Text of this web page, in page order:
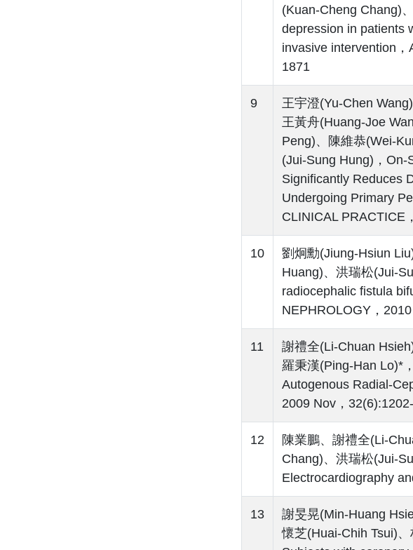
(Kuan-Cheng Chang)
depression in patients
invasive intervention
1871
9
王宇澄(Yu-Chen
王黃舟(Huang-Joe
Peng)、陳維恭(Wei-
(Jui-Sung Hung)，On-
Significantly Reduces
Undergoing Primary
CLINICAL PRACTICE
10
劉炯勳(Jiung-Hsiun
Huang)、洪瑞松(Jui-
radiocephalic fistula
NEPHROLOGY，
11
謝禮全(Li-Chuan
羅秉漢(Ping-Han Lo)*
Autogenous Radial-
2009 Nov，
12
陳業鵬、謝禮全(Li-
Chang)、洪瑞松(Jui-
Electrocardiography
13
謝旻晃(Min-Huang
懷芝(Huai-Chih Tsui)